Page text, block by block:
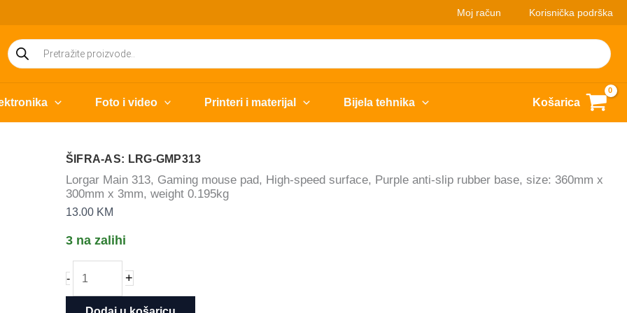
Moj račun Korisnička podrška
Products
search
Foto i video Printeri i materijal Bijela tehnika Košarica
ŠIFRA-AS: LRG-GMP313
Lorgar Main 313, Gaming mouse pad, High-speed surface, Purple anti-slip rubber base, size: 360mm x
300mm x 3mm, weight 0.195kg
13.00 KM
3 na zalihi
-
Main
+